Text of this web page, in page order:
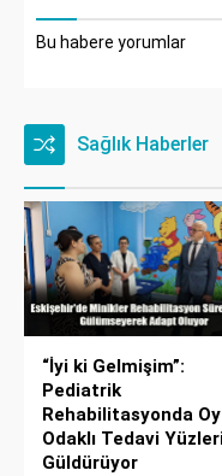
Bu habere yorumlar
Sağlık Haberler
“İyi ki Gelmişim”:
Pediatrik
Rehabilitasyonda
Odaklı Tedavi
Güldürüyor